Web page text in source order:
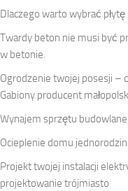
Dlaczego warto wybrać płytę
Twardy beton nie musi być
w betonie.
Ogrodzenie twojej posesji –
Gabiony producent
Wynajem sprzętu
Ocieplenie domu
Projekt twojej instalacji
projektowanie trójmiasto